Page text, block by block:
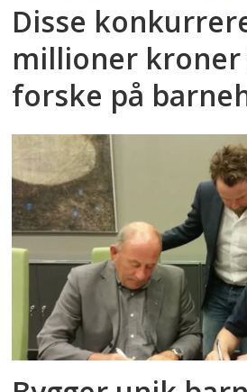
Disse
millioner kroner
forske på